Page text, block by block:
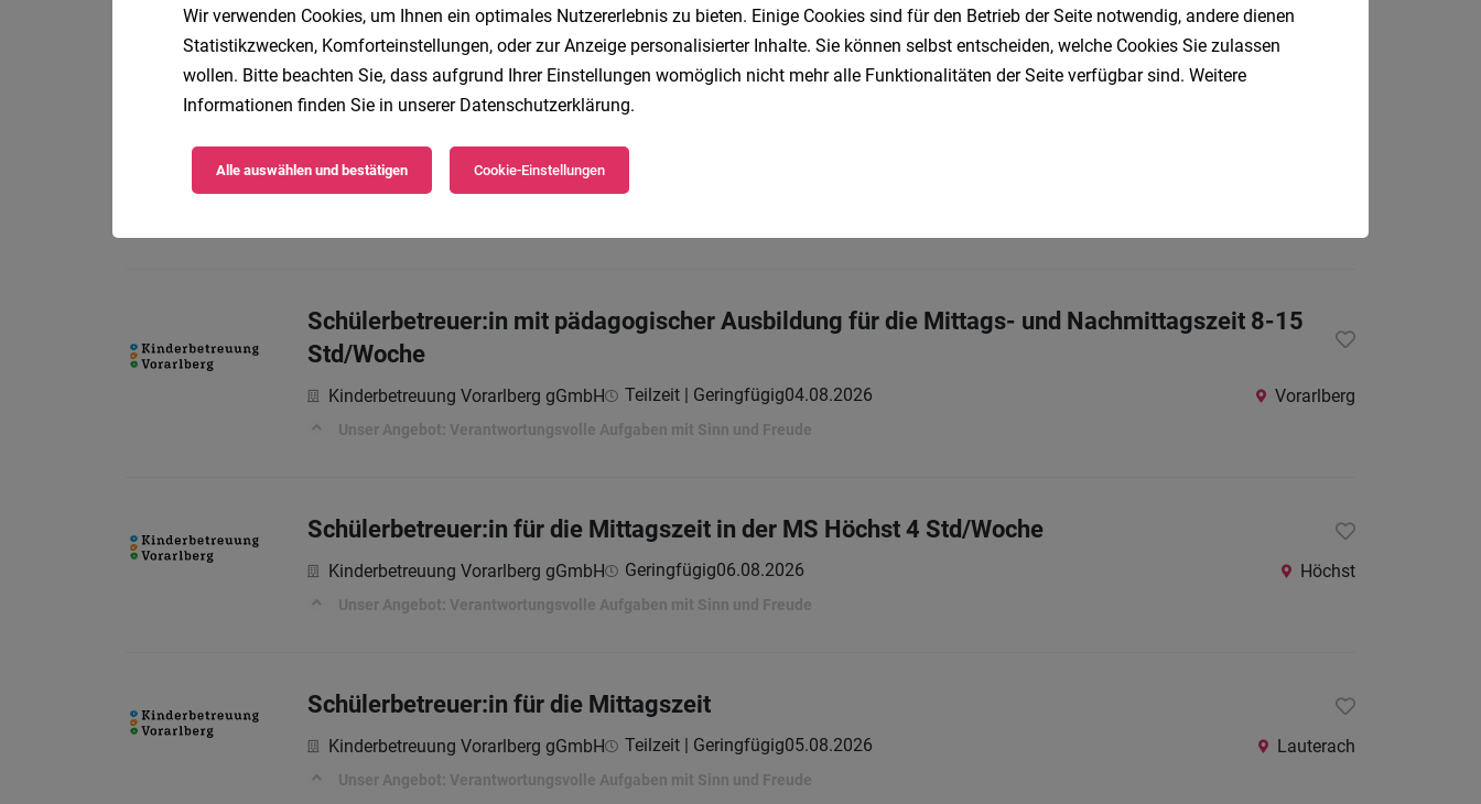
Kinderbetreuung Vorarlberg gGmbH Teilzeit | befristet | Geringfügig02.08.2026 Hörbranz
Unser Angebot: Verantwortungsvolle Aufgaben mit Sinn und Freude
Schülerbetreuer:in für die Mittagszeit
Kinderbetreuung Vorarlberg gGmbH Geringfügig
Schülerbetreuer:in mit pädagogischer Ausbildung für die Mittags- und Nachmittagszeit 8-15
Std/Woche
Kinderbetreuung Vorarlberg gGmbH Teilzeit | Geringfügig04.08.2026 Vorarlberg
Unser Angebot: Verantwortungsvolle Aufgaben mit Sinn und Freude
Schülerbetreuer:in für die Mittagszeit in der MS Höchst 4 Std/Woche
Kinderbetreuung Vorarlberg gGmbH Geringfügig06.08.2026 Höchst
Unser Angebot: Verantwortungsvolle Aufgaben mit Sinn und Freude
Schülerbetreuer:in für die Mittagszeit
Kinderbetreuung Vorarlberg gGmbH Teilzeit | Geringfügig05.08.2026 Lauterach
Unser Angebot: Verantwortungsvolle Aufgaben mit Sinn und Freude
Wir verwenden Cookies, um Ihnen ein optimales Nutzererlebnis zu bieten. Einige Cookies sind für den Betrieb der Seite notwendig, andere dienen
Statistikzwecken, Komforteinstellungen, oder zur Anzeige personalisierter Inhalte. Sie können selbst entscheiden, welche Cookies Sie zulassen
wollen. Bitte beachten Sie, dass aufgrund Ihrer Einstellungen womöglich nicht mehr alle Funktionalitäten der Seite verfügbar sind. Weitere
Informationen finden Sie in unserer Datenschutzerklärung.
Alle auswählen und bestätigen Cookie-Einstellungen